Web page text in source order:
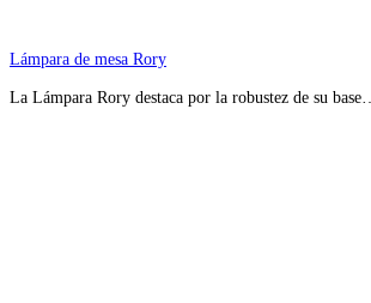
Lámpara de mesa Rory
La Lámpara Rory destaca por la robustez de su base…